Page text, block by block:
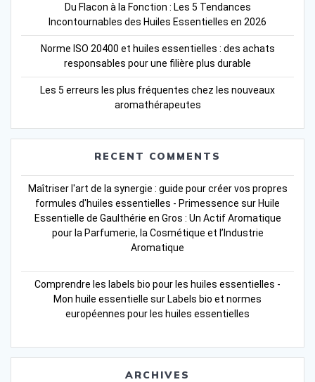
Du Flacon à la Fonction : Les 5 Tendances
Incontournables des Huiles Essentielles en 2026
Norme ISO 20400 et huiles essentielles : des achats
responsables pour une filière plus durable
Les 5 erreurs les plus fréquentes chez les nouveaux
aromathérapeutes
RECENT COMMENTS
Maîtriser l'art de la synergie : guide pour créer vos propres
formules d'huiles essentielles - Primessence sur Huile
Essentielle de Gaulthérie en Gros : Un Actif Aromatique
pour la Parfumerie, la Cosmétique et l’Industrie
Aromatique
Comprendre les labels bio pour les huiles essentielles -
Mon huile essentielle sur Labels bio et normes
européennes pour les huiles essentielles
ARCHIVES